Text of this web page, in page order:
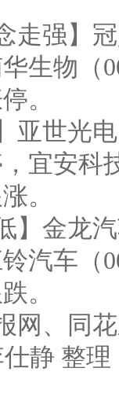
走强】
华生物
。
亚世光
，宜安
。
】金龙
铃汽车
。
网、同
静 整理